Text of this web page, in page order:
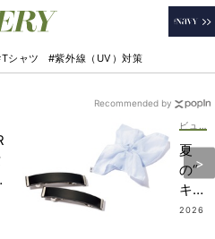
シャツ #紫外線（UV）対策
夏
の“
キレ
イめ
2026
Recommended by